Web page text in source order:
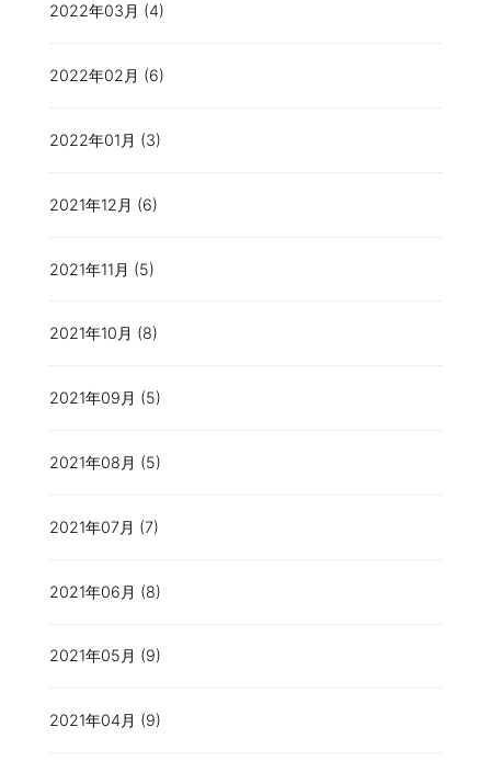
2022年03月 (4)
2022年02月 (6)
2022年01月 (3)
2021年12月 (6)
2021年11月 (5)
2021年10月 (8)
2021年09月 (5)
2021年08月 (5)
2021年07月 (7)
2021年06月 (8)
2021年05月 (9)
2021年04月 (9)